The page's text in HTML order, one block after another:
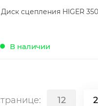
Диск сцепления HIGER
В наличии
12